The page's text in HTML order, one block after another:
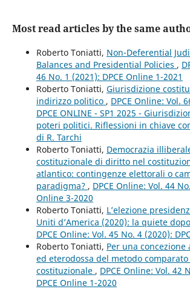
Most read articles by the same
Roberto Toniatti, Non-Deferential
Balances and Presidential Policies ,
46 No. 1 (2021): DPCE Online 1-2021
Roberto Toniatti, Giurisdizione
indirizzo politico , DPCE Online: Vol.
DPCE ONLINE - SP1 2025 -
poteri politici. Riflessioni in chiave
di R. Tarchi
Roberto Toniatti, Democrazia
costituzionale di diritto nel
atlantico: contingenze elettorali o
paradigma? , DPCE Online: Vol. 44
Online 3-2020
Roberto Toniatti, L’elezione
Uniti d’America (2020): la quiete
DPCE Online: Vol. 45 No. 4 (2020):
Roberto Toniatti, Per una
ed eterodossa del metodo
costituzionale , DPCE Online: Vol. 42
DPCE Online 1-2020